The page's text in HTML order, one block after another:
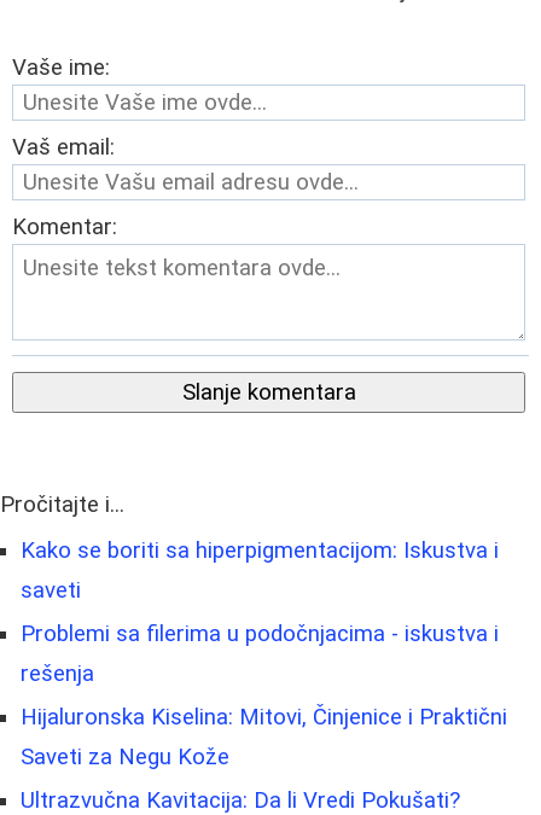
Vaše ime:
Vaš email:
Komentar:
Slanje komentara
Pročitajte i...
Kako se boriti sa hiperpigmentacijom: Iskustva i
saveti
Problemi sa filerima u podočnjacima - iskustva i
rešenja
Hijaluronska Kiselina: Mitovi, Činjenice i Praktični
Saveti za Negu Kože
Ultrazvučna Kavitacija: Da li Vredi Pokušati?